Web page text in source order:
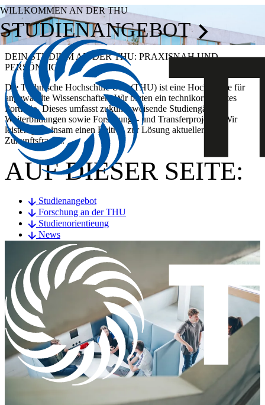
WILLKOMMEN AN DER THU
STUDIENANGEBOT
DEIN STUDIUM AN DER THU: PRAXISNAH UND
PERSÖNLICH
Die Technische Hochschule Ulm (THU) ist eine Hochschule für
angewandte Wissenschaften. Wir bieten ein technikorientiertes
Portfolio. Dieses umfasst zukunftsweisende Studiengänge,
Weiterbildungen sowie Forschungs- und Transferprojekte. Wir
leisten gemeinsam einen Beitrag zur Lösung aktueller
Zukunftsfragen.
AUF DIESER SEITE:
Studienangebot
Forschung an der THU
Studienorientieung
News